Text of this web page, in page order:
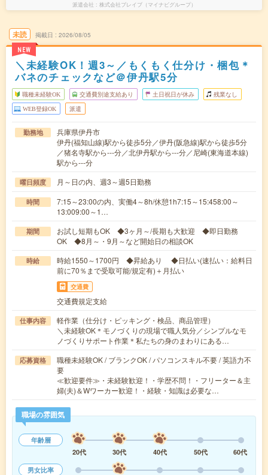
派遣会社 株式会社ブレイブ（マイナビグループ）
未読
NEW
掲載日 2026/08/05
＼未経験OK！週3～／もくもく仕分け・梱包＊
バネのチェックなど＠伊丹駅5分
職種未経験OK 交通費別途支給あり 土日祝日が休み 残業なし
WEB登録OK 派遣
勤務地
兵庫県伊丹市
伊丹(福知山線)駅から徒歩5分／伊丹(阪急線)駅から徒歩5分
／猪名寺駅から---分／北伊丹駅から---分／尼崎(東海道本線)
駅から---分
曜日頻度 月～日の内、週3～週5日勤務
時間
7:15～23:00の内、実働4～8h/休憩1h7:15～15:458:00～
13:009:00～1…
期間
お試し短期もOK ◆3ヶ月～/長期も大歓迎 ◆即日勤務
OK ◆8月～・9月～など開始日の相談OK
時給
時給1550～1700円 ◆昇給あり ◆日払い(速払い：給料日
前に70％まで受取可能/規定有)＋月払い
交通費
交通費規定支給
仕事内容
軽作業（仕分け・ピッキング・検品、商品管理）
＼未経験OK＊モノづくりの現場で職人気分／シンプルなモ
ノづくりサポート作業＊私たちの身のまわりにある…
応募資格
職種未経験OK / ブランクOK / パソコンスキル不要 / 英語力不
要
≪歓迎要件≫・未経験歓迎！・学歴不問！・フリーター＆主
婦(夫)＆Wワーカー歓迎！・経験・知識は必要な…
職場の雰囲気
年齢層
20代
30代 40代 50代
60代
男女比率